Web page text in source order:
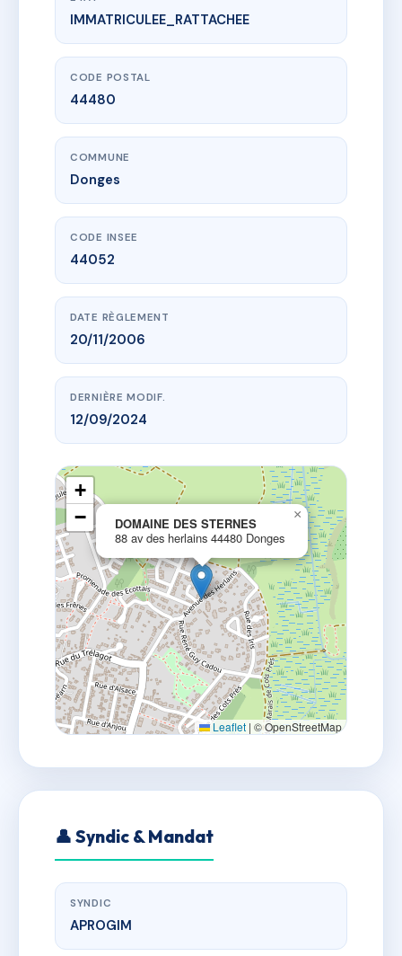
www.vme.plus/AC6659924
DOMAINE DES STERNES
88 av des herlains
IMMATRICULEE_RATTACHEE
CODE POSTAL
44480
COMMUNE
Donges
CODE INSEE
44052
DATE RÈGLEMENT
20/11/2006
DERNIÈRE MODIF.
12/09/2024
DOMAINE DES STERNES
88 av des herlains 44480 Donges
×
+
−
Leaflet | © OpenStreetMap
👤 Syndic & Mandat
SYNDIC
APROGIM